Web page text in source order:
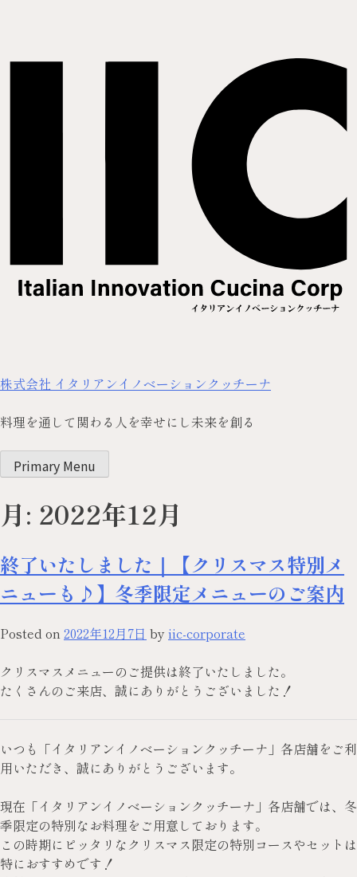
株式会社 イタリアンイノベーションクッチーナ
料理を通して関わる人を幸せにし未来を創る
Primary Menu
月: 2022年12月
終了いたしました｜【クリスマス特別メ
ニューも♪】冬季限定メニューのご案内
Posted on 2022年12月7日 by iic-corporate
クリスマスメニューのご提供は終了いたしました。
たくさんのご来店、誠にありがとうございました！
いつも「イタリアンイノベーションクッチーナ」各店舗をご利
用いただき、誠にありがとうございます。
現在「イタリアンイノベーションクッチーナ」各店舗では、冬
季限定の特別なお料理をご用意しております。
この時期にピッタリなクリスマス限定の特別コースやセットは
特におすすめです！